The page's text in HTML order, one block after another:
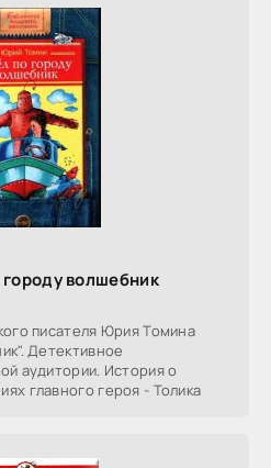
волшебник
писателя Юрия Томина
Детективное
аудитории. История о
главного героя - Толика